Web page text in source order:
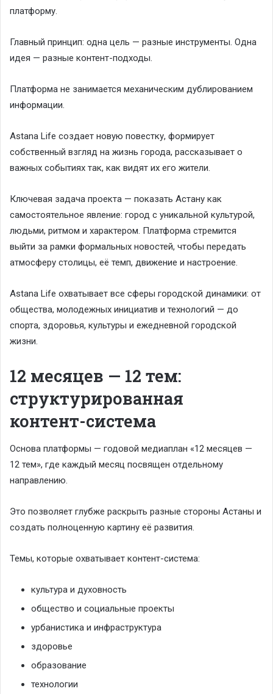
платформу.
Главный принцип: одна цель — разные инструменты. Одна
идея — разные контент-подходы.
Платформа не занимается механическим дублированием
информации.
Astana Life создает новую повестку, формирует
собственный взгляд на жизнь города, рассказывает о
важных событиях так, как видят их его жители.
Ключевая задача проекта — показать Астану как
самостоятельное явление: город с уникальной культурой,
людьми, ритмом и характером. Платформа стремится
выйти за рамки формальных новостей, чтобы передать
атмосферу столицы, её темп, движение и настроение.
Astana Life охватывает все сферы городской динамики: от
общества, молодежных инициатив и технологий — до
спорта, здоровья, культуры и ежедневной городской
жизни.
12 месяцев — 12 тем:
структурированная
контент-система
Основа платформы — годовой медиаплан «12 месяцев —
12 тем», где каждый месяц посвящен отдельному
направлению.
Это позволяет глубже раскрыть разные стороны Астаны и
создать полноценную картину её развития.
Темы, которые охватывает контент-система:
культура и духовность
общество и социальные проекты
урбанистика и инфраструктура
здоровье
образование
технологии